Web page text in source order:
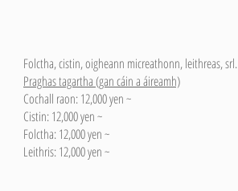
Folctha, cistin, oigheann micreathonn, leithreas, srl.
Praghas tagartha (gan cáin a áireamh)
Cochall raon: 12,000 yen ~
Cistin: 12,000 yen ~
Folctha: 12,000 yen ~
Leithris: 12,000 yen ~